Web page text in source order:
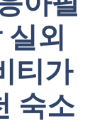
외
티가
숙소